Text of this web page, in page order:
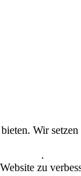
Wir
.
zu